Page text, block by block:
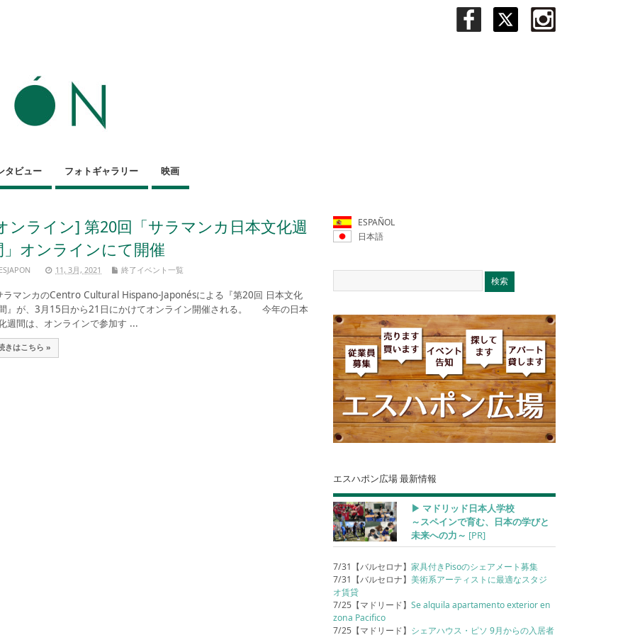
タビュー フォトギャラリー 映画
ンライン] 第20回「サラマンカ日本文化週
」オンラインにて開催
11, 3月, 2021 終了イベント一覧
マンカのCentro Cultural Hispano-Japonésによる『第20回 日本文化
』が、3月15日から21日にかけてオンライン開催される。 今年の日本
週間は、オンラインで参加す ...
きはこちら »
ESPAÑOL
日本語
エスハポン広場 最新情報
▶︎ マドリッド日本人学校
～スペインで育む、日本の学びと
未来への力～ [PR]
7/31【バルセロナ】家具付きPisoのシェアメート募集
7/31【バルセロナ】美術系アーティストに最適なスタジ
オ賃貸
7/25【マドリード】Se alquila apartamento exterior en
zona Pacifico
7/25【マドリード】 シェアハウス・ピソ 9月からの入居者